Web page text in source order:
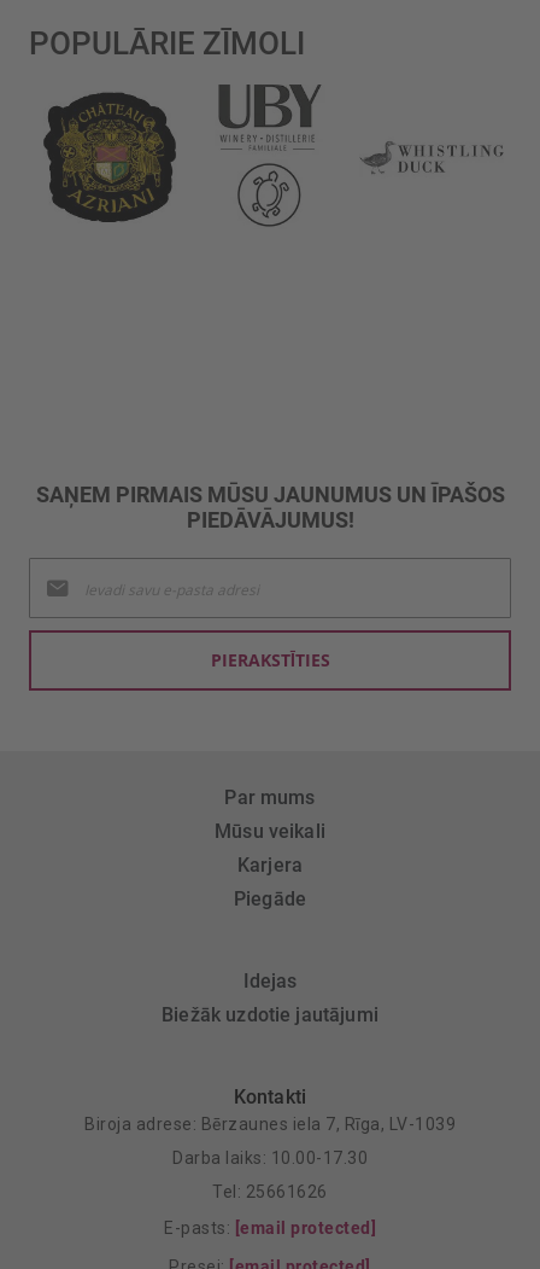
POPULĀRIE ZĪMOLI
SAŅEM PIRMAIS MŪSU JAUNUMUS UN ĪPAŠOS
PIEDĀVĀJUMUS!
jaunumu
saņemšanai:
PIERAKSTĪTIES
Par mums
Mūsu veikali
Karjera
Piegāde
Idejas
Biežāk uzdotie jautājumi
Kontakti
Biroja adrese: Bērzaunes iela 7, Rīga, LV-1039
Darba laiks: 10.00-17.30
Tel: 25661626
E-pasts: [email protected]